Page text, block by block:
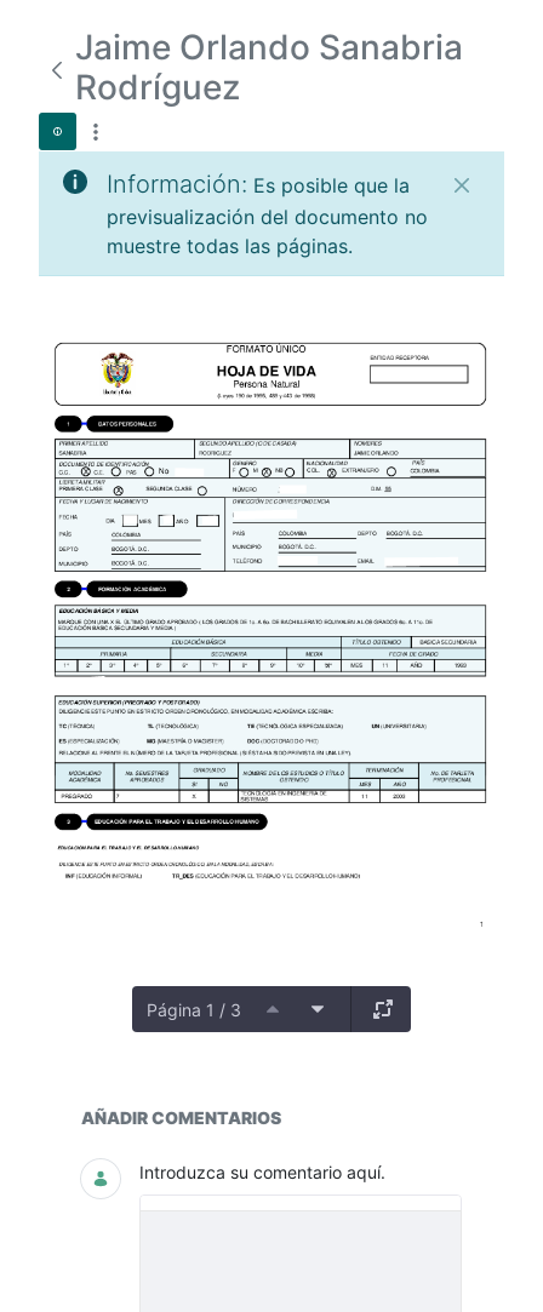
Jaime Orlando Sanabria
Rodríguez
Información: Es posible que la
previsualización del documento no
muestre todas las páginas.
Página 1 / 3
PLANTA
AÑADIR COMENTARIOS
Introduzca su comentario aquí.